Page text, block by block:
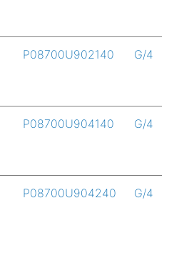
P08700U902140 G/4
P08700U904140 G/4
P08700U904240 G/4